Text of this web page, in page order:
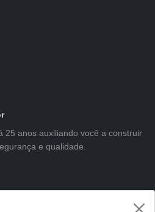
25 anos auxiliando você a construir
e qualidade.